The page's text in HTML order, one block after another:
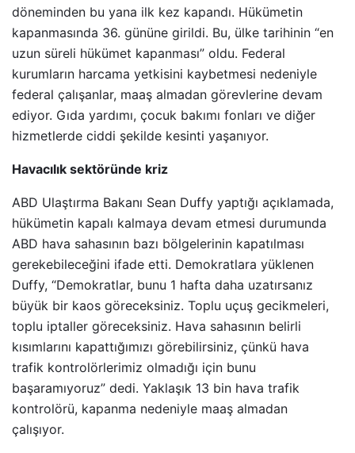
döneminden bu yana ilk kez kapandı. Hükümetin
kapanmasında 36. gününe girildi. Bu, ülke tarihinin “en
uzun süreli hükümet kapanması” oldu. Federal
kurumların harcama yetkisini kaybetmesi nedeniyle
federal çalışanlar, maaş almadan görevlerine devam
ediyor. Gıda yardımı, çocuk bakımı fonları ve diğer
hizmetlerde ciddi şekilde kesinti yaşanıyor.
Havacılık sektöründe kriz
ABD Ulaştırma Bakanı Sean Duffy yaptığı açıklamada,
hükümetin kapalı kalmaya devam etmesi durumunda
ABD hava sahasının bazı bölgelerinin kapatılması
gerekebileceğini ifade etti. Demokratlara yüklenen
Duffy, “Demokratlar, bunu 1 hafta daha uzatırsanız
büyük bir kaos göreceksiniz. Toplu uçuş gecikmeleri,
toplu iptaller göreceksiniz. Hava sahasının belirli
kısımlarını kapattığımızı görebilirsiniz, çünkü hava
trafik kontrolörlerimiz olmadığı için bunu
başaramıyoruz” dedi. Yaklaşık 13 bin hava trafik
kontrolörü, kapanma nedeniyle maaş almadan
çalışıyor.